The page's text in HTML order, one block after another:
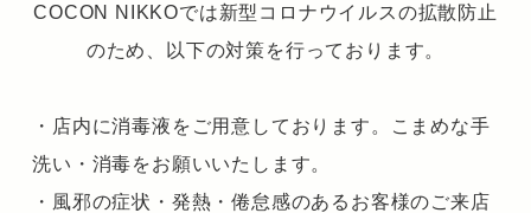
COCON NIKKOでは新型コロナウイルスの拡散防止
のため、以下の対策を行っております。
・店内に消毒液をご用意しております。こまめな手
洗い・消毒をお願いいたします。
・風邪の症状・発熱・倦怠感のあるお客様のご来店